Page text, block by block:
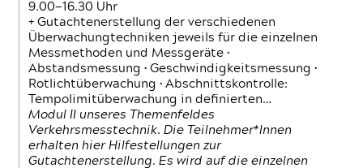
9.00—16.30 Uhr
+ Gutachtenerstellung der verschiedenen
Überwachungtechniken jeweils für die einzelnen
Messmethoden und Messgeräte •
Abstandsmessung • Geschwindigkeitsmessung •
Rotlichtüberwachung • Abschnittskontrolle:
Tempolimitüberwachung in definierten…
Modul II unseres Themenfeldes
Verkehrsmesstechnik. Die Teilnehmer*Innen
erhalten hier Hilfestellungen zur
Gutachtenerstellung. Es wird auf die einzelnen